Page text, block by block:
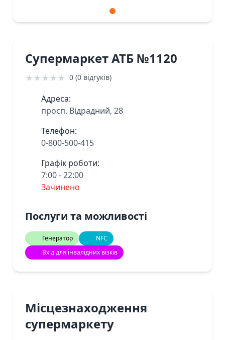
Супермаркет АТБ №1120
★★★★★ 0 (0 відгуків)
Адреса:
просп. Відрадний, 28
Телефон:
0-800-500-415
Графік роботи:
7:00 - 22:00
Зачинено
Послуги та можливості
Генератор
NFC
Вхід для інвалідних візків
Місцезнаходження
супермаркету